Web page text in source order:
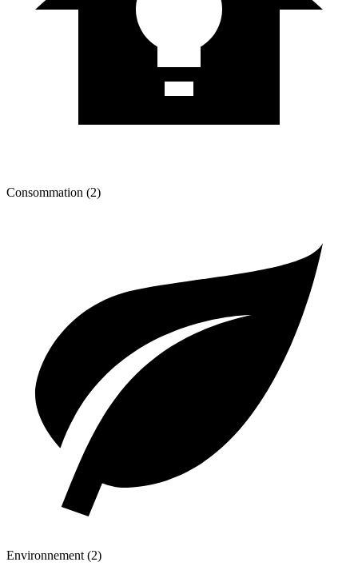
Consommation (2)
Environnement (2)